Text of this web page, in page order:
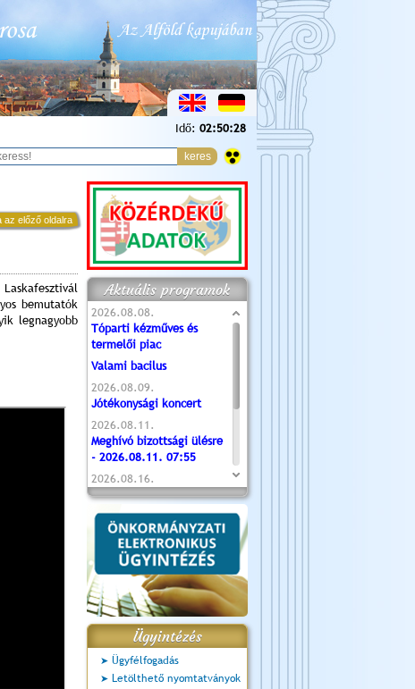
Idő: 02:50:29
az előző oldalra
bemutatók
legnagyobb
Aktuális programok
2026.08.08.
Tóparti kézműves és
termelői piac
Valami bacilus
2026.08.09.
Jótékonysági koncert
2026.08.11.
Meghívó bizottsági ülésre
- 2026.08.11. 07:55
2026.08.16.
Újvárosi Közlekedési és
Sportnap
2026.08.19.
Ceglédi fotóklub kiállítás
2026.08.20.
Szent István Ünnepe
Ügyintézés
Ügyfélfogadás
Letölthető nyomtatványok